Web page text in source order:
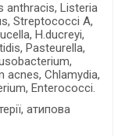
anthracis, Listeria
Streptococci A,
H.ducreyi,
Pasteurella,
Chlamydia,
Enterococci.
атипова